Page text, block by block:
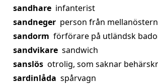
sandhare infanterist
sandneger person från mellanöstern
sandorm förförare på utländsk
sandvikare sandwich
sanslös otrolig, som saknar
sardinlåda spårvagn